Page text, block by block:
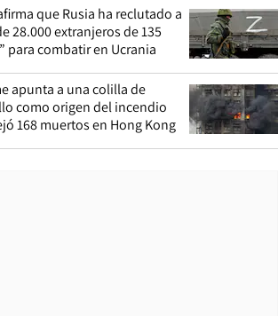
que Rusia ha reclutado a
28.000 extranjeros de 135
para combatir en Ucrania
apunta a una colilla de
como origen del incendio
168 muertos en Hong Kong